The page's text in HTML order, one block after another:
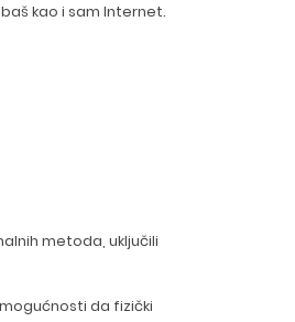
kao i sam Internet.
metoda, uključili
da fizički